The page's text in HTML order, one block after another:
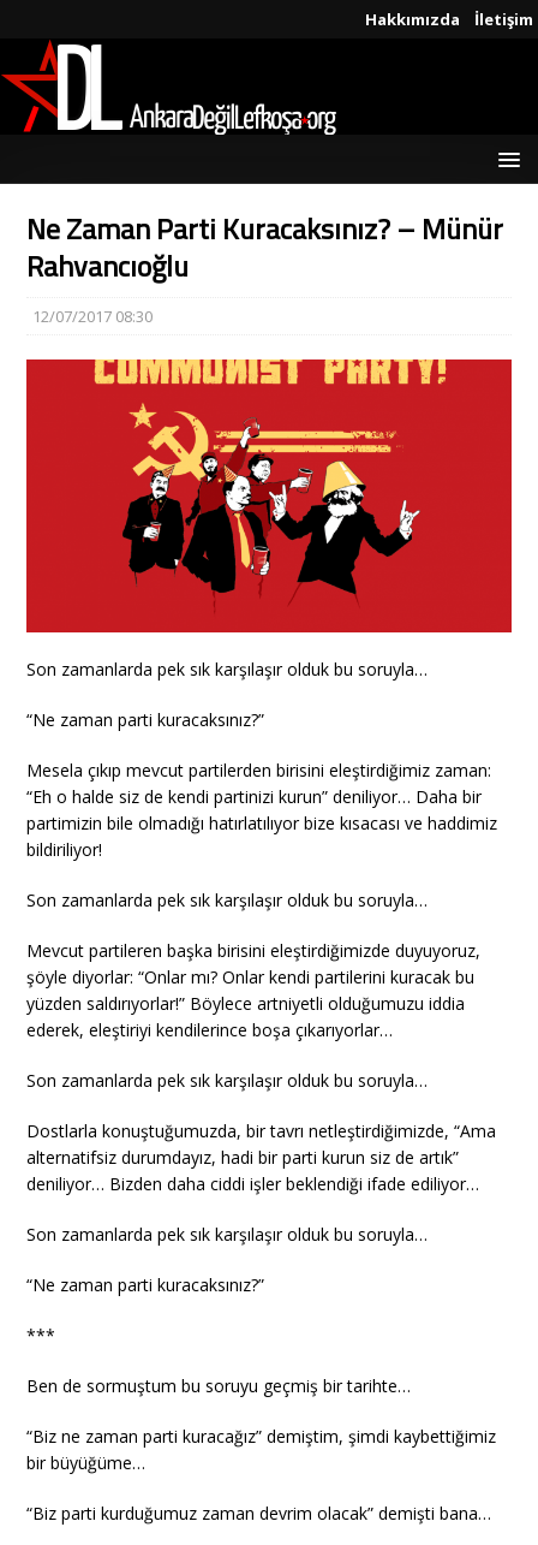
Hakkımızda İletişim
Ne Zaman Parti Kuracaksınız? – Münür
Rahvancıoğlu
12/07/2017 08:30
Son zamanlarda pek sık karşılaşır olduk bu soruyla…
“Ne zaman parti kuracaksınız?”
Mesela çıkıp mevcut partilerden birisini eleştirdiğimiz zaman:
“Eh o halde siz de kendi partinizi kurun” deniliyor… Daha bir
partimizin bile olmadığı hatırlatılıyor bize kısacası ve haddimiz
bildiriliyor!
Son zamanlarda pek sık karşılaşır olduk bu soruyla…
Mevcut partileren başka birisini eleştirdiğimizde duyuyoruz,
şöyle diyorlar: “Onlar mı? Onlar kendi partilerini kuracak bu
yüzden saldırıyorlar!” Böylece artniyetli olduğumuzu iddia
ederek, eleştiriyi kendilerince boşa çıkarıyorlar…
Son zamanlarda pek sık karşılaşır olduk bu soruyla…
Dostlarla konuştuğumuzda, bir tavrı netleştirdiğimizde, “Ama
alternatifsiz durumdayız, hadi bir parti kurun siz de artık”
deniliyor… Bizden daha ciddi işler beklendiği ifade ediliyor…
Son zamanlarda pek sık karşılaşır olduk bu soruyla…
“Ne zaman parti kuracaksınız?”
***
Ben de sormuştum bu soruyu geçmiş bir tarihte…
“Biz ne zaman parti kuracağız” demiştim, şimdi kaybettiğimiz
bir büyüğüme…
“Biz parti kurduğumuz zaman devrim olacak” demişti bana…